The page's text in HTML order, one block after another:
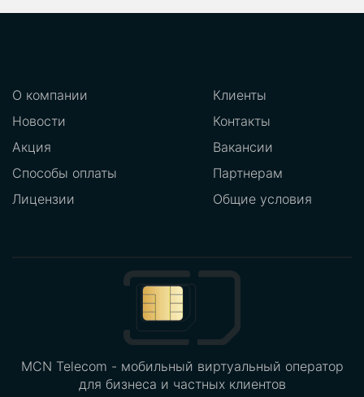
О компании
Новости
Акция
Способы оплаты
Лицензии
Клиенты
Контакты
Вакансии
Партнерам
Общие условия
MCN Telecom - мобильный виртуальный оператор
для бизнеса и частных клиентов